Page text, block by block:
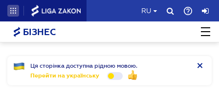
RU
БІЗНЕС
Ця сторінка доступна рідною мовою.
Перейти на українську